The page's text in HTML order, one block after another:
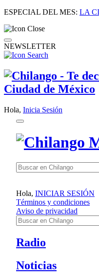
ESPECIAL DEL MES: LA
NEWSLETTER
Hola, Inicia Sesión
Hola, INICIAR SESIÓN
Términos y condiciones
Aviso de privacidad
Radio
Noticias